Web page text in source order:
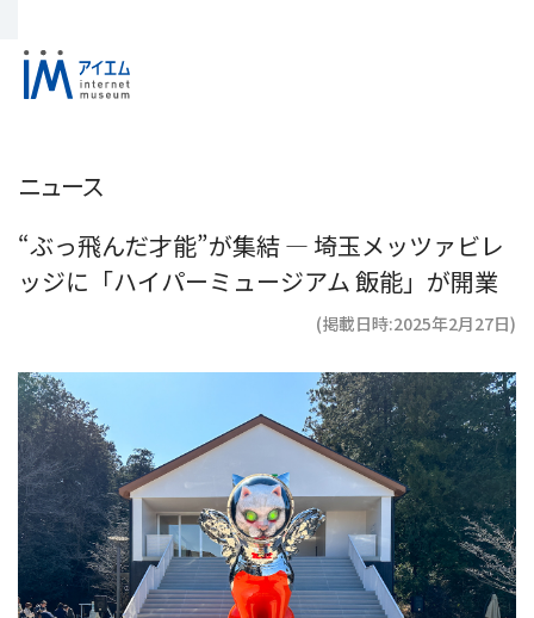
ニュース
“ぶっ飛んだ才能”が集結 ― 埼玉メッツァビレ
ッジに「ハイパーミュージアム 飯能」が開業
(掲載日時:2025年2月27日)